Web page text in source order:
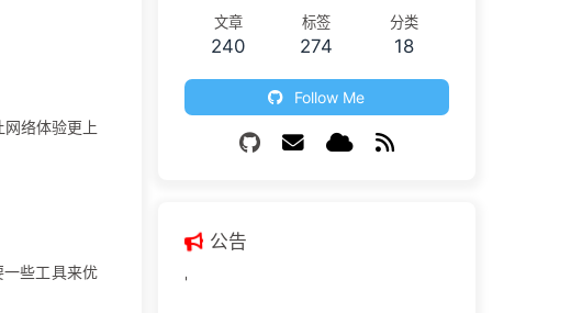
络体验更上
些工具来优
文章
240
标签
274
分类
18
Follow Me
公告
'